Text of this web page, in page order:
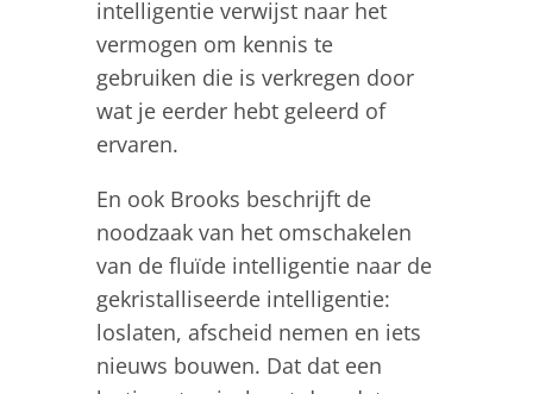
intelligentie verwijst naar het
vermogen om kennis te
gebruiken die is verkregen door
wat je eerder hebt geleerd of
ervaren.
En ook Brooks beschrijft de
noodzaak van het omschakelen
van de fluïde intelligentie naar de
gekristalliseerde intelligentie:
loslaten, afscheid nemen en iets
nieuws bouwen. Dat dat een